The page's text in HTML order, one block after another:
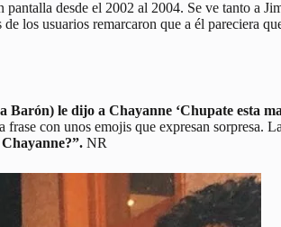
pantalla desde el 2002 al 2004. Se ve tanto a
los usuarios remarcaron que a él pareciera
Barón) le dijo a Chayanne ‘Chupate esta
frase con unos emojis que expresan sorpresa.
NR